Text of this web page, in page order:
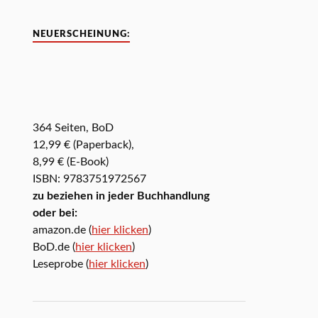
NEUERSCHEINUNG:
364 Seiten, BoD
12,99 € (Paperback),
8,99 € (E-Book)
ISBN: 9783751972567
zu beziehen in jeder Buchhandlung
oder bei:
amazon.de (hier klicken)
BoD.de (hier klicken)
Leseprobe (hier klicken)